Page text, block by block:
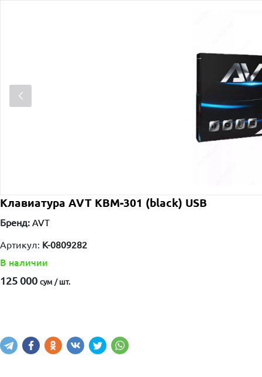
Клавиатура AVT KBM-301 (black) USB
Бренд: AVT
Артикул: K-0809282
В наличии
125 000 сум / шт.